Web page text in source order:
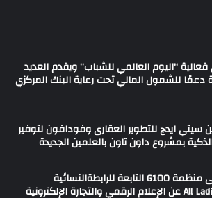
“اليوم العالمي للشباب” ويقدم العديد
دعمًا للشمول المالي تحت رعاية البنك المركزي
سيتي ايدج للتطوير العقارى وفودافون لتوفير
چرمين عامر تنضم إلى منظمة G100 التابعة للرابطةالنسائية